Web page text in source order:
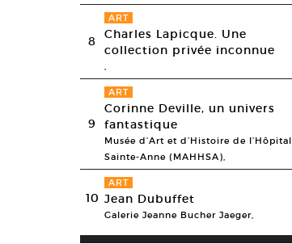
8
ART
Charles Lapicque. Une
collection privée inconnue
,
9
ART
Corinne Deville, un univers
fantastique
Musée d’Art et d’Histoire de l’Hôpital
Sainte-Anne (MAHHSA),
10
ART
Jean Dubuffet
Galerie Jeanne Bucher Jaeger,